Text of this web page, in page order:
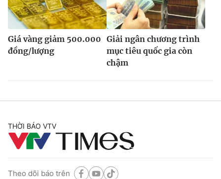
Giá vàng giảm 500.000
đồng/lượng
Giải ngân chương trình
mục tiêu quốc gia còn
chậm
THỜI BÁO VTV
Theo dõi báo trên